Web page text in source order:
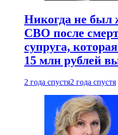
Никогда не был
СВО после
супруга,
15 млн рублей
2 года спустя2 года спустя